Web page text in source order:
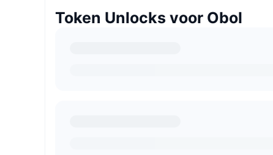
Token Unlocks voor Obol